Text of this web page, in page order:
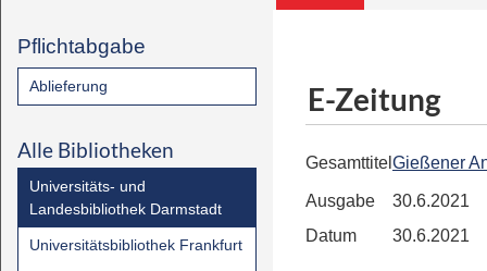
Pflichtabgabe
Ablieferung
Alle Bibliotheken
Universitäts- und
Landesbibliothek Darmstadt
Universitätsbibliothek Frankfurt
E-Zeitung
Gesamttitel Gießener
Ausgabe
30.6.2021
Datum
30.6.2021